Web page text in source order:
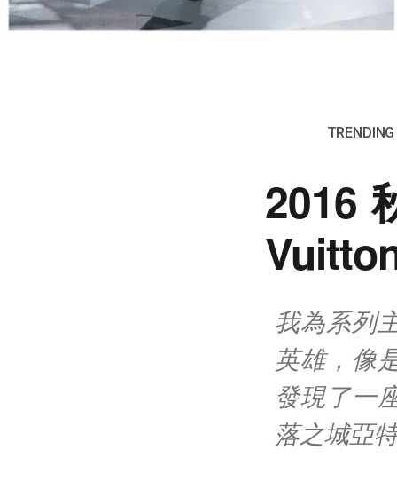
TRENDING
2016
我為系列
英雄，像
發現了一
落之城亞